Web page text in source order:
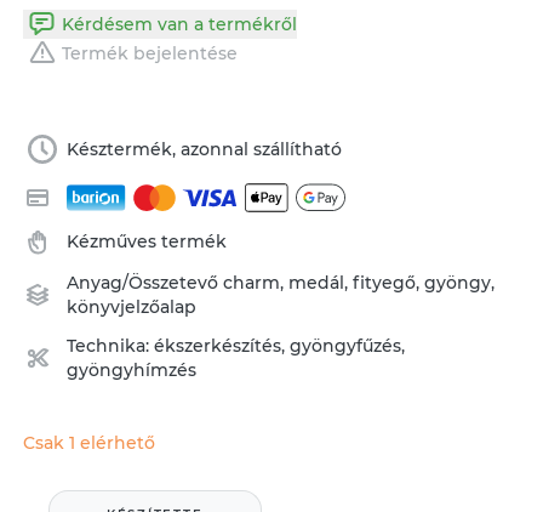
Kérdésem van a termékről
Termék bejelentése
Késztermék, azonnal szállítható
Kézműves termék
Anyag/Összetevőcharm, medál,fityegő,gyöngy,
könyvjelzőalap
Technika:ékszerkészítés,gyöngyfűzés,
gyöngyhímzés
Csak 1 elérhető